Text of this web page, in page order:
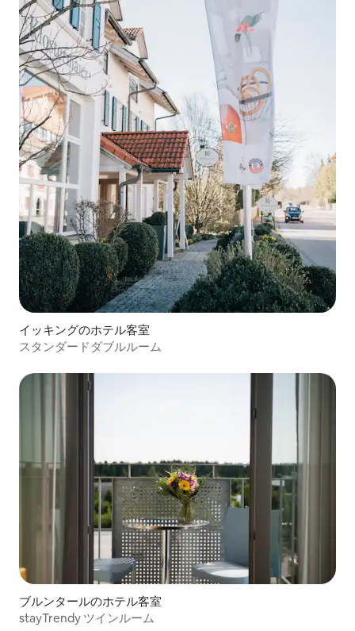
イッキングのホテル客室
スタンダードダブルルーム
ブルンタールのホテル客室
stayTrendy ツインルーム